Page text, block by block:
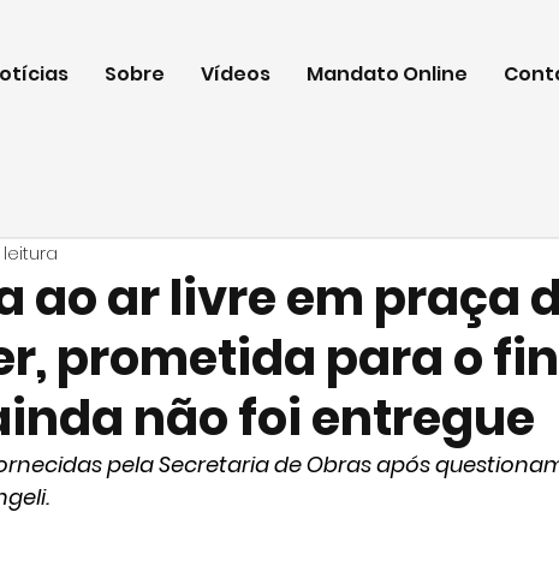
Sobre Vídeos Mandato Online
ao ar livre em praça
prometida para o
não foi entregue
pela Secretaria de Obras após